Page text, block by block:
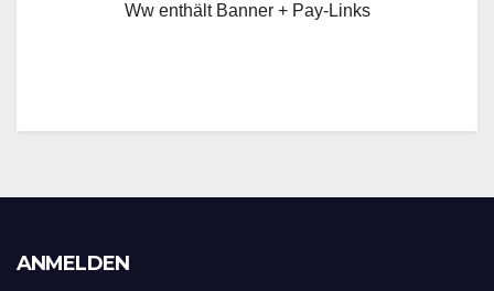
Ww enthält Banner + Pay-Links
ANMELDEN